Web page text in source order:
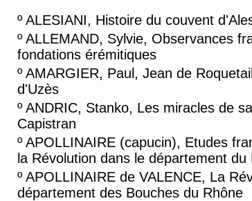
º ALESIANI, Histoire du couvent
º ALLEMAND, Sylvie, Observances
fondations érémitiques
º AMARGIER, Paul, Jean de
d'Uzès
º ANDRIC, Stanko, Les miracles de
Capistran
º APOLLINAIRE (capucin), Etudes
la Révolution dans le département du
º APOLLINAIRE de VALENCE, La
département des Bouches du Rhône